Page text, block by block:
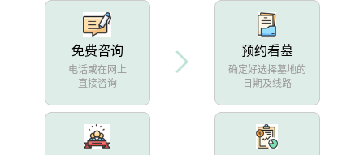
免费咨询
电话或在网上
直接咨询
预约看墓
确定好选择墓地的
日期及线路